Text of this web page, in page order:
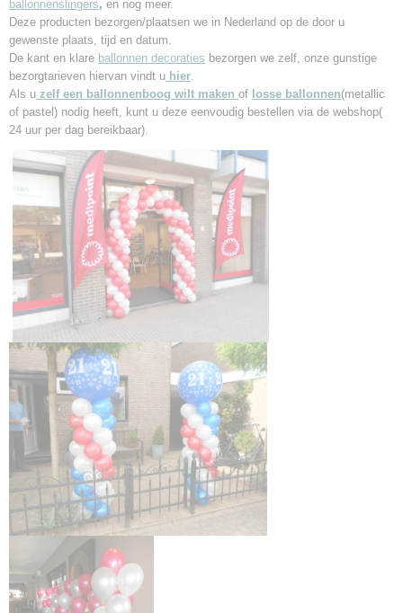
ballonnenslingers, en nog meer.
Deze producten bezorgen/plaatsen we in Nederland op de door u
gewenste plaats, tijd en datum.
De kant en klare ballonnen decoraties bezorgen we zelf, onze gunstige
bezorgtarieven hiervan vindt u hier.
Als u zelf een ballonnenboog wilt maken of losse ballonnen(metallic
of pastel) nodig heeft, kunt u deze eenvoudig bestellen via de webshop(
24 uur per dag bereikbaar).